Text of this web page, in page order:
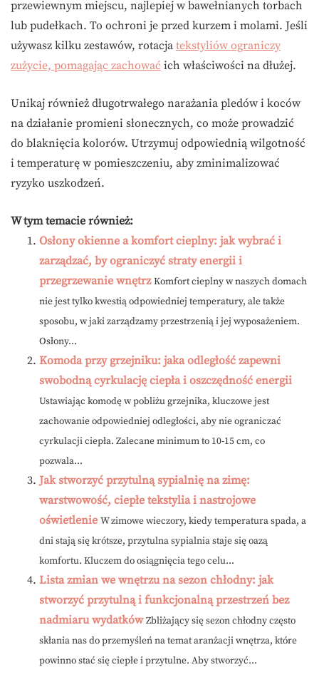
przewiewnym miejscu, najlepiej w bawełnianych torbach
lub pudełkach. To ochroni je przed kurzem i molami. Jeśli
używasz kilku zestawów, rotacja tekstyliów ograniczy
zużycie, pomagając zachować ich właściwości na dłużej.
Unikaj również długotrwałego narażania pledów i koców
na działanie promieni słonecznych, co może prowadzić
do blaknięcia kolorów. Utrzymuj odpowiednią wilgotność
i temperaturę w pomieszczeniu, aby zminimalizować
ryzyko uszkodzeń.
W tym temacie również:
Osłony okienne a komfort cieplny: jak wybrać i
zarządzać, by ograniczyć straty energii i
przegrzewanie wnętrz Komfort cieplny w naszych domach
nie jest tylko kwestią odpowiedniej temperatury, ale także
sposobu, w jaki zarządzamy przestrzenią i jej wyposażeniem.
Osłony...
Komoda przy grzejniku: jaka odległość zapewni
swobodną cyrkulację ciepła i oszczędność energii
Ustawiając komodę w pobliżu grzejnika, kluczowe jest
zachowanie odpowiedniej odległości, aby nie ograniczać
cyrkulacji ciepła. Zalecane minimum to 10-15 cm, co
pozwala...
Jak stworzyć przytulną sypialnię na zimę:
warstwowość, ciepłe tekstylia i nastrojowe
oświetlenie W zimowe wieczory, kiedy temperatura spada, a
dni stają się krótsze, przytulna sypialnia staje się oazą
komfortu. Kluczem do osiągnięcia tego celu...
Lista zmian we wnętrzu na sezon chłodny: jak
stworzyć przytulną i funkcjonalną przestrzeń bez
nadmiaru wydatków Zbliżający się sezon chłodny często
skłania nas do przemyśleń na temat aranżacji wnętrza, które
powinno stać się ciepłe i przytulne. Aby stworzyć...